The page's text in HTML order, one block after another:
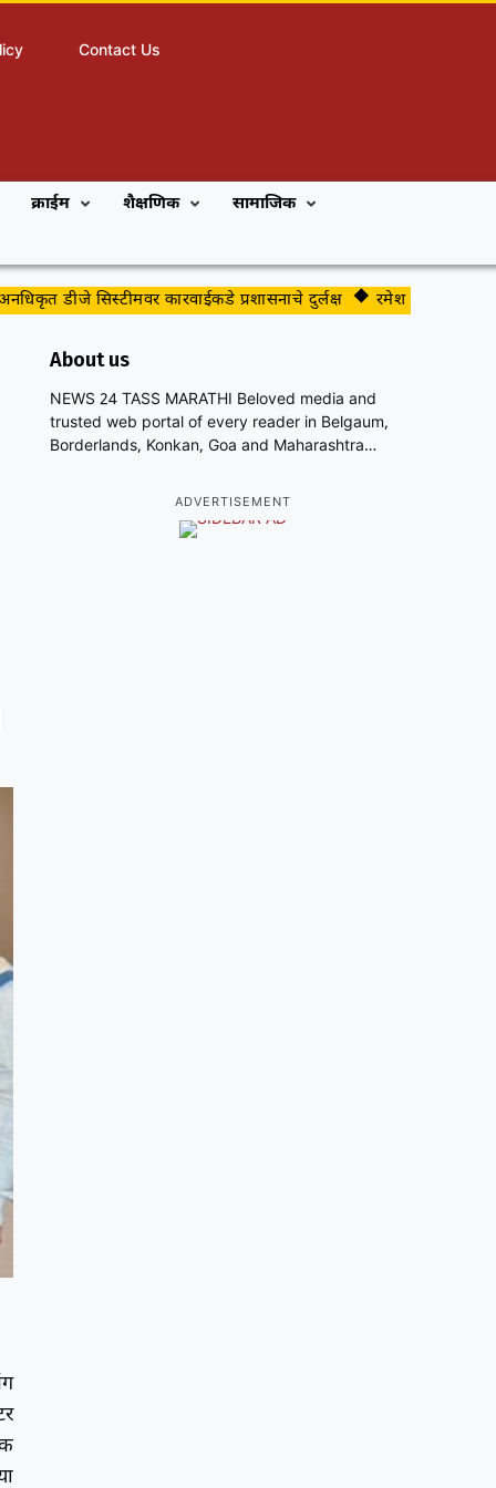
Contact Us
क्राईम शैक्षणिक सामाजिक
डीजे सिस्टीमवर कारवाईकडे प्रशासनाचे दुर्लक्ष रमेश बसरीमरद यांचे
About us
NEWS 24 TASS MARATHI Beloved media and
trusted web portal of every reader in Belgaum,
Borderlands, Konkan, Goa and Maharashtra…
ADVERTISEMENT